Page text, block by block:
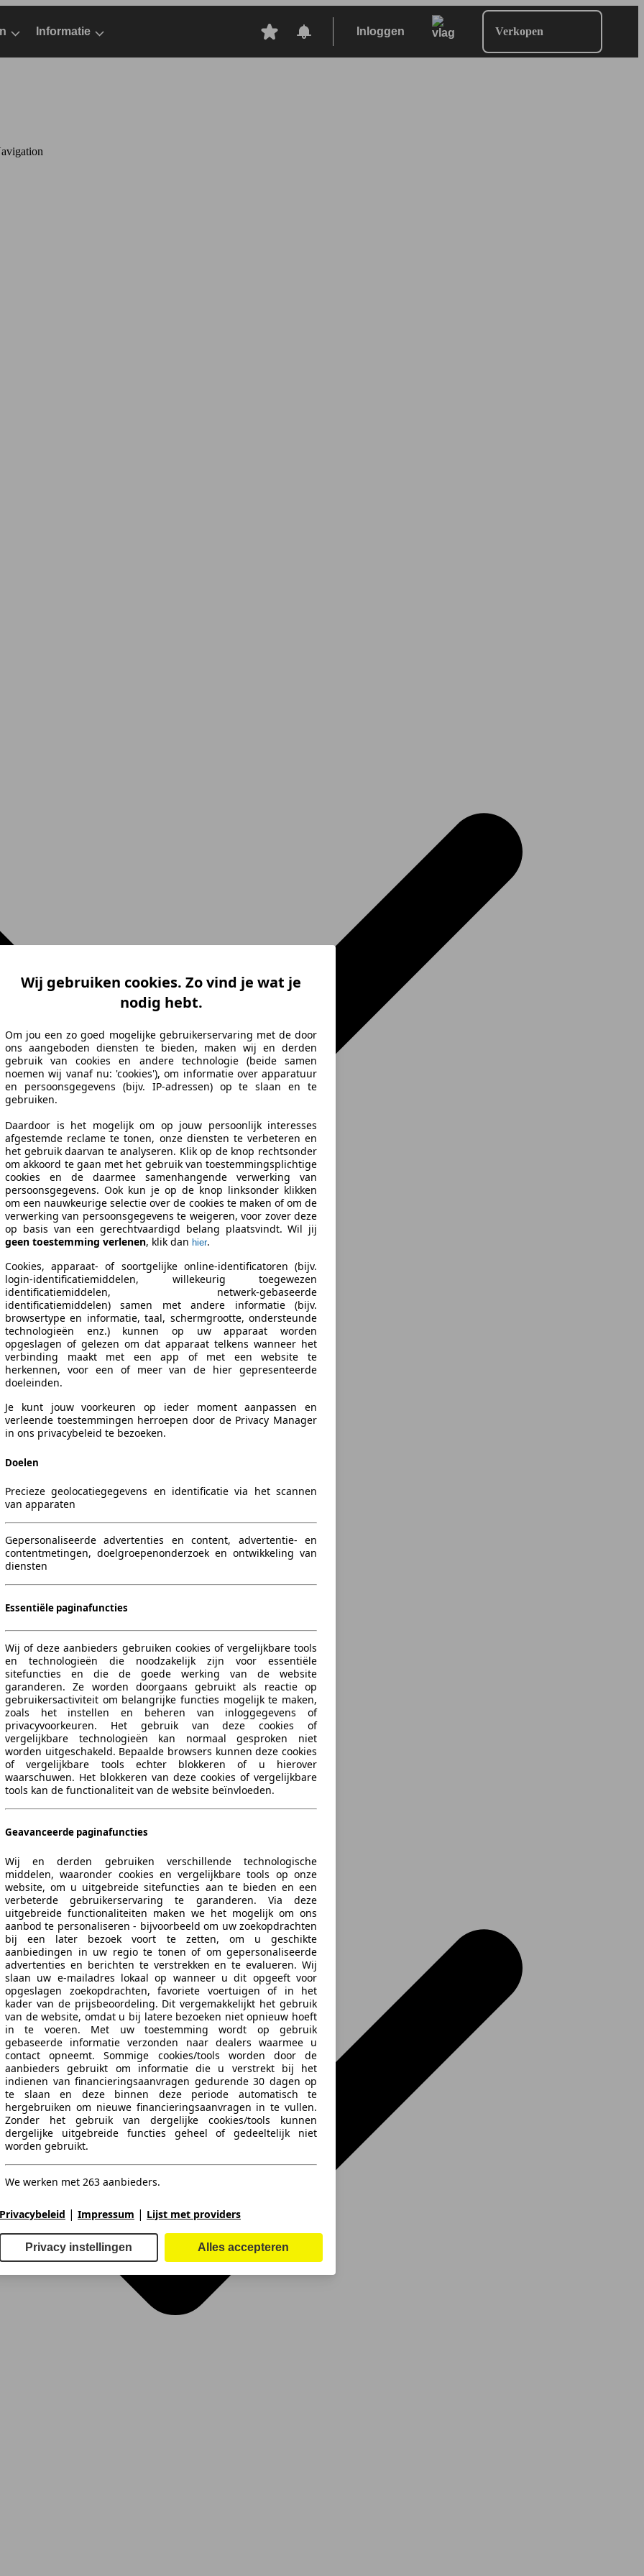
Informatie Inloggen Verkopen
Leistung Verbrauch
100 KW (136 PS)
100 KW (136 PS)
100 KW (136 PS) Ø 18.7 kWh/100km
100 KW (136 PS) Ø 18.7 kWh/100km
100 KW (136 PS)
100 KW (136 PS)
Wij gebruiken cookies. Zo vind je wat je
nodig hebt.
Om jou een zo goed mogelijke gebruikerservaring met de door
ons aangeboden diensten te bieden, maken wij en derden
gebruik van cookies en andere technologie (beide samen
noemen wij vanaf nu: 'cookies'), om informatie over apparatuur
en persoonsgegevens (bijv. IP-adressen) op te slaan en te
gebruiken.
Daardoor is het mogelijk om op jouw persoonlijk interesses
afgestemde reclame te tonen, onze diensten te verbeteren en
het gebruik daarvan te analyseren. Klik op de knop rechtsonder
om akkoord te gaan met het gebruik van toestemmingsplichtige
cookies en de daarmee samenhangende verwerking van
persoonsgegevens. Ook kun je op de knop linksonder klikken
om een nauwkeurige selectie over de cookies te maken of om de
verwerking van persoonsgegevens te weigeren, voor zover deze
op basis van een gerechtvaardigd belang plaatsvindt. Wil jij
geen toestemming verlenen, klik dan hier.
Cookies, apparaat- of soortgelijke online-identificatoren (bijv.
login-identificatiemiddelen, willekeurig toegewezen
identificatiemiddelen, netwerk-gebaseerde
identificatiemiddelen) samen met andere informatie (bijv.
browsertype en informatie, taal, schermgrootte, ondersteunde
technologieën enz.) kunnen op uw apparaat worden
opgeslagen of gelezen om dat apparaat telkens wanneer het
verbinding maakt met een app of met een website te
herkennen, voor een of meer van de hier gepresenteerde
doeleinden.
Je kunt jouw voorkeuren op ieder moment aanpassen en
verleende toestemmingen herroepen door de Privacy Manager
in ons privacybeleid te bezoeken.
Doelen
Precieze geolocatiegegevens en identificatie via het scannen
van apparaten
Gepersonaliseerde advertenties en content, advertentie- en
contentmetingen, doelgroepenonderzoek en ontwikkeling van
diensten
Essentiële paginafuncties
Wij of deze aanbieders gebruiken cookies of vergelijkbare tools
en technologieën die noodzakelijk zijn voor essentiële
sitefuncties en die de goede werking van de website
garanderen. Ze worden doorgaans gebruikt als reactie op
gebruikersactiviteit om belangrijke functies mogelijk te maken,
zoals het instellen en beheren van inloggegevens of
privacyvoorkeuren. Het gebruik van deze cookies of
vergelijkbare technologieën kan normaal gesproken niet
worden uitgeschakeld. Bepaalde browsers kunnen deze cookies
of vergelijkbare tools echter blokkeren of u hierover
waarschuwen. Het blokkeren van deze cookies of vergelijkbare
tools kan de functionaliteit van de website beïnvloeden.
Geavanceerde paginafuncties
Wij en derden gebruiken verschillende technologische
middelen, waaronder cookies en vergelijkbare tools op onze
website, om u uitgebreide sitefuncties aan te bieden en een
verbeterde gebruikerservaring te garanderen. Via deze
uitgebreide functionaliteiten maken we het mogelijk om ons
aanbod te personaliseren - bijvoorbeeld om uw zoekopdrachten
bij een later bezoek voort te zetten, om u geschikte
aanbiedingen in uw regio te tonen of om gepersonaliseerde
advertenties en berichten te verstrekken en te evalueren. Wij
slaan uw e-mailadres lokaal op wanneer u dit opgeeft voor
opgeslagen zoekopdrachten, favoriete voertuigen of in het
kader van de prijsbeoordeling. Dit vergemakkelijkt het gebruik
van de website, omdat u bij latere bezoeken niet opnieuw hoeft
in te voeren. Met uw toestemming wordt op gebruik
gebaseerde informatie verzonden naar dealers waarmee u
contact opneemt. Sommige cookies/tools worden door de
aanbieders gebruikt om informatie die u verstrekt bij het
indienen van financieringsaanvragen gedurende 30 dagen op
te slaan en deze binnen deze periode automatisch te
hergebruiken om nieuwe financieringsaanvragen in te vullen.
Zonder het gebruik van dergelijke cookies/tools kunnen
dergelijke uitgebreide functies geheel of gedeeltelijk niet
worden gebruikt.
We werken met 263 aanbieders.
Privacybeleid | Impressum | Lijst met providers
Privacy instellingen Alles accepteren